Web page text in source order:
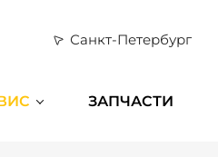
Санкт-Петербург
ЗАПЧАСТИ